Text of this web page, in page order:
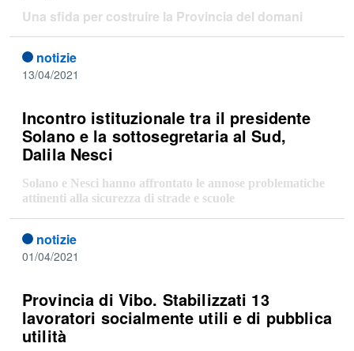
Una sfida per costruire la Provincia del domani
notizie
13/04/2021
Incontro istituzionale tra il presidente
Solano e la sottosegretaria al Sud,
Dalila Nesci
Solano e Nesci hanno affrontato le annose problematiche
attinenti alla sicurezza di strade e scuole
notizie
01/04/2021
Provincia di Vibo. Stabilizzati 13
lavoratori socialmente utili e di pubblica
utilità